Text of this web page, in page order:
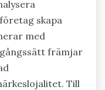
involverar
sig för
tekniker
mental hälsa
att hantera